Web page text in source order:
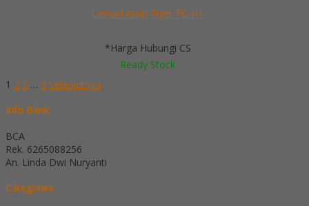
Lemari Arsip Tiger FC-H1
*Harga Hubungi CS
Ready Stock
1 2 3 … 5 Selanjutnya
Info Bank
BCA
Rek. 6265088256
An. Linda Dwi Nuryanti
Categories